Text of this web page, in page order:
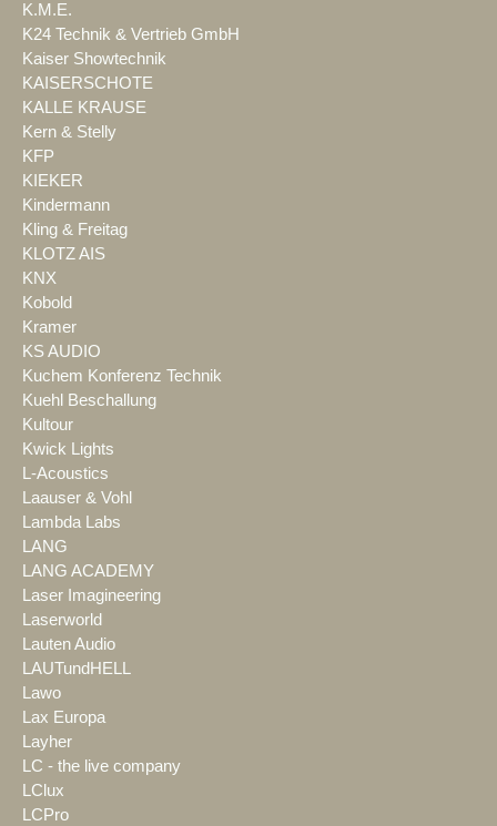
K.M.E.
K24 Technik & Vertrieb GmbH
Kaiser Showtechnik
KAISERSCHOTE
KALLE KRAUSE
Kern & Stelly
KFP
KIEKER
Kindermann
Kling & Freitag
KLOTZ AIS
KNX
Kobold
Kramer
KS AUDIO
Kuchem Konferenz Technik
Kuehl Beschallung
Kultour
Kwick Lights
L-Acoustics
Laauser & Vohl
Lambda Labs
LANG
LANG ACADEMY
Laser Imagineering
Laserworld
Lauten Audio
LAUTundHELL
Lawo
Lax Europa
Layher
LC - the live company
LClux
LCPro